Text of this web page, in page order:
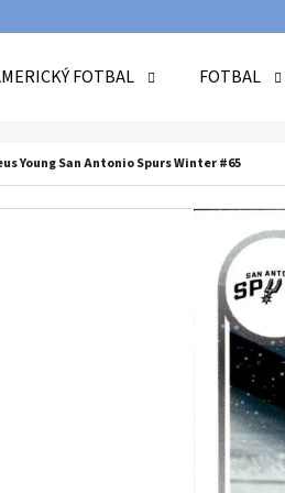
FOTBAL FOTBAL
Young San Antonio Spurs Winter #65
DOPORUČUJEME